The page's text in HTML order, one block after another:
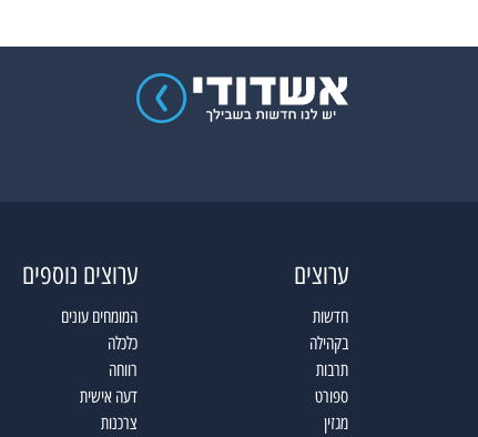
ערוצים
חדשות
בקהילה
תרבות
ספורט
מגזין
ערוצים נוספים
המומחים עונים
כלכלה
רווחה
דעה אישית
צרכנות